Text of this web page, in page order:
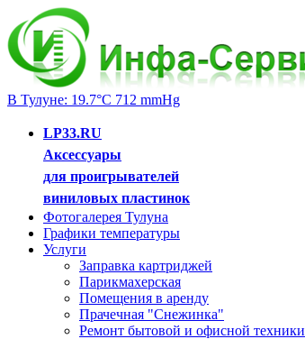
В Тулуне: 19.7°C 712 mmHg
LP33.RU
Аксессуары
для проигрывателей
виниловых пластинок
Фотогалерея Тулуна
Графики температуры
Услуги
Заправка картриджей
Парикмахерская
Помещения в аренду
Прачечная "Снежинка"
Ремонт бытовой и офисной техники